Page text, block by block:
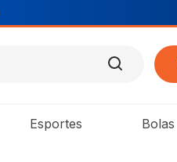
Esportes Bolas